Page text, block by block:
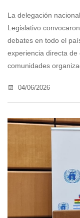
La delegación
Legislativo
debates en todo el
experiencia directa
comunidades
04/06/2026